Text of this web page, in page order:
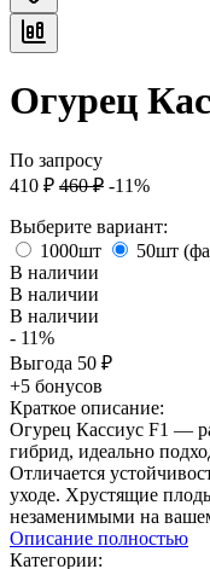
Огурец
По запросу
410 ₽ 460 ₽ -11%
Выберите вариант:
1000шт
50шт
В наличии
В наличии
В наличии
- 11%
Выгода 50 ₽
+5 бонусов
Краткое описание:
Огурец Кассиус F1 —
гибрид, идеально
Отличается
уходе. Хрустящие
незаменимыми на
Описание полностью
Категории: